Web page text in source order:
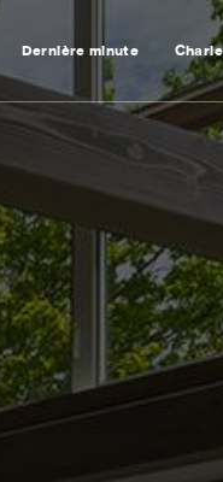
Dernière minute